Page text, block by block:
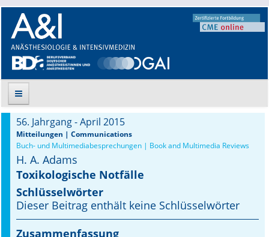
Suche
Aktuelle Ausgabe
Leitlinien
Archiv
56. Jahrgang - April 2015
Mitteilungen | Communications
Buch- und Multimediabesprechungen | Book and Multimedia Reviews
H. A. Adams
Toxikologische Notfälle
Schlüsselwörter
Dieser Beitrag enthält keine Schlüsselwörter
Zusammenfassung